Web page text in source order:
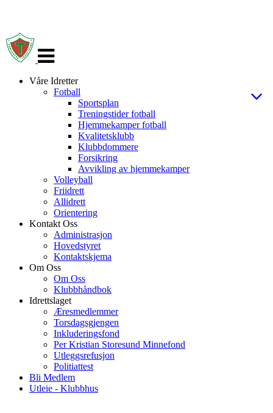
navigasjon
Våre Idretter
Fotball
Sportsplan
Treningstider fotball
Hjemmekamper fotball
Kvalitetsklubb
Klubbdommere
Forsikring
Avvikling av hjemmekamper
Volleyball
Friidrett
Allidrett
Orientering
Kontakt Oss
Administrasjon
Hovedstyret
Kontaktskjema
Om Oss
Om Oss
Klubbhåndbok
Idrettslaget
Æresmedlemmer
Torsdagsgjengen
Inkluderingsfond
Per Kristian Storesund Minnefond
Utleggsrefusjon
Politiattest
Bli Medlem
Utleie - Klubbhus